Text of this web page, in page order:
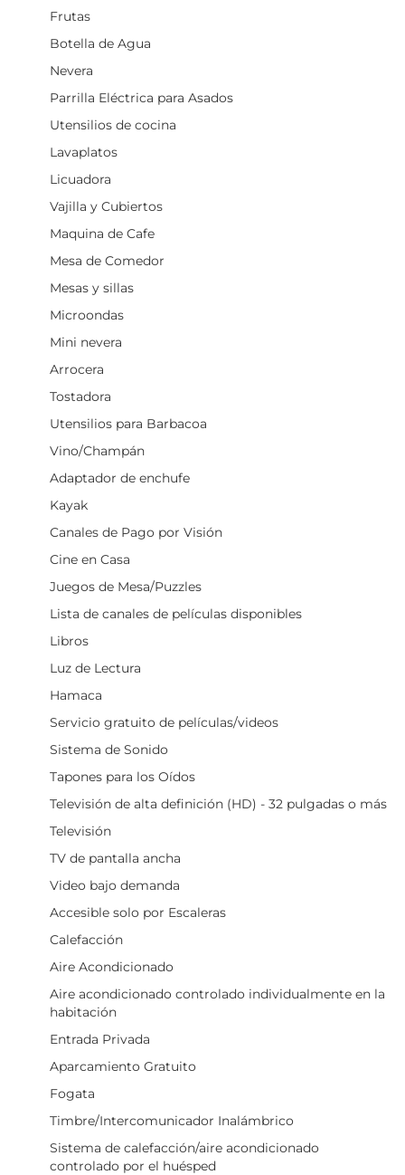
Frutas
Botella de Agua
Nevera
Parrilla Eléctrica para Asados
Utensilios de cocina
Lavaplatos
Licuadora
Vajilla y Cubiertos
Maquina de Cafe
Mesa de Comedor
Mesas y sillas
Microondas
Mini nevera
Arrocera
Tostadora
Utensilios para Barbacoa
Vino/Champán
Adaptador de enchufe
Kayak
Canales de Pago por Visión
Cine en Casa
Juegos de Mesa/Puzzles
Lista de canales de películas disponibles
Libros
Luz de Lectura
Hamaca
Servicio gratuito de películas/videos
Sistema de Sonido
Tapones para los Oídos
Televisión de alta definición (HD) - 32 pulgadas o más
Televisión
TV de pantalla ancha
Video bajo demanda
Accesible solo por Escaleras
Calefacción
Aire Acondicionado
Aire acondicionado controlado individualmente en la
habitación
Entrada Privada
Aparcamiento Gratuito
Fogata
Timbre/Intercomunicador Inalámbrico
Sistema de calefacción/aire acondicionado
controlado por el huésped